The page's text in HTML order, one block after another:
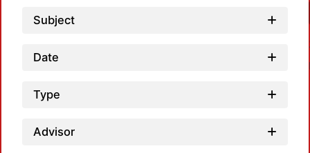
Subject
Date
Type
Advisor